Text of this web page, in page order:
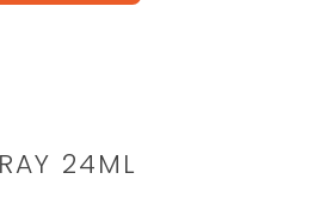
24ML